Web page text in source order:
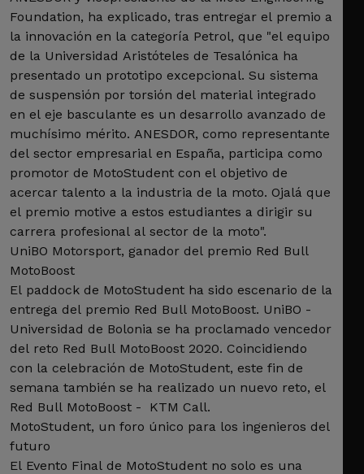
Foundation, ha explicado, tras entregar el premio a
la innovación en la categoría Petrol, que "el equipo
de la Universidad Aristóteles de Tesalónica ha
presentado un prototipo excepcional. Su sistema
de suspensión por torsión del material integrado
en el eje basculante es un desarrollo avanzado de
muchísimo mérito. ANESDOR, como representante
del sector empresarial en España, participa como
promotor de MotoStudent con el objetivo de
acercar talento a la industria de la moto. Ojalá que
el premio motive a estos estudiantes a dirigir su
carrera profesional al sector de la moto".
UniBO Motorsport, ganador del premio Red Bull
MotoBoost
El paddock de MotoStudent ha sido escenario de la
entrega del premio Red Bull MotoBoost. UniBO -
Universidad de Bolonia se ha proclamado vencedor
del reto Red Bull MotoBoost 2020. Coincidiendo
con la celebración de MotoStudent, este fin de
semana también se ha realizado un nuevo reto, el
Red Bull MotoBoost - KTM Call.
MotoStudent, un foro único para los ingenieros del
futuro
El Evento Final de MotoStudent no solo es una